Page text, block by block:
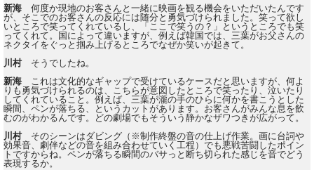
新海 何度か現地のお客さんと一緒に映画を観る機会をいただいたんです
が、そこでのお客さんの反応には随分と勇気づけられました。笑って欲し
いところで笑ってくれているし、「ここで笑うの？」というところでも笑
ってくれて。国によって違いますが、例えば韓国では、三葉がお父さんの
ネクタイをぐっと掴み上げるところでなぜか笑いが起きて。
川村そうでしたね。
新海 これは文化的なギャップで受けているケースだと思いますが、何よ
りも勇気づけられるのは、こちらが意図したところで笑ったり、泣いたり
してくれていること。例えば、三葉が瀧の手のひらに何かを書こうとした
瞬間、ペンが落ちる、というカットがあります。お客さんがみんな息を飲
むのがわかるんです。どの劇場でもそういう静かなザワつきが広がって。
川村そのシーンはダビング（※制作終盤の音の仕上げ作業。画に台詞や
効果音、劇伴などの音を組み合わせていく工程）でも悪戦苦闘したポイン
トですからね。ペンが落ちる瞬間のバサっと断ち切られた感じを音でどう
表現するか。